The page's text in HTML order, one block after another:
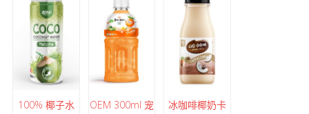
100% 椰子水
OEM 300ml 宠
冰咖啡椰奶卡